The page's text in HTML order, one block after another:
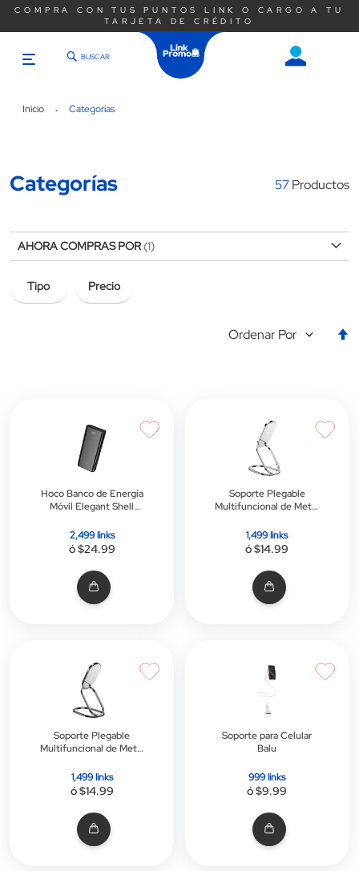
COMPRA CON TUS PUNTOS LINK O CARGO A TU
TARJETA DE CRÉDITO
BUSCAR
Saltar
Inicio Categorías
Categorías
AHORA COMPRAS POR
Tipo Precio
57Productos
Ordenar Por
Hoco Banco de Energía
Móvil Elegant Shell
Externa
2,499 links
ó $24.99
Soporte Plegable
Multifuncional de Metal
1,499 links
ó $14.99
Soporte Plegable
Multifuncional de Metal
1,499 links
ó $14.99
Soporte para Celular
Balu
999 links
ó $9.99